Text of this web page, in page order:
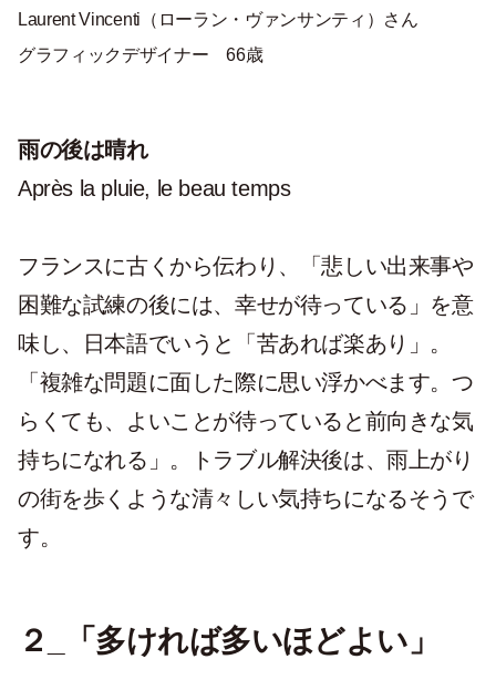
Laurent Vincenti（ ローラン・ヴァンサンティ ）さん
グラフィックデザイナー 66歳
雨の後は晴れ
Après la pluie, le beau temps
フランスに古くから伝わり、「悲しい出来事や
困難な試練の後には、幸せが待っている」を意
味し、日本語でいうと「苦あれば楽あり」。
「複雑な問題に面した際に思い浮かべます。つ
らくても、よいことが待っていると前向きな気
持ちになれる」。トラブル解決後は、雨上がり
の街を歩くような清々しい気持ちになるそうで
す。
２_「多ければ多いほどよい」